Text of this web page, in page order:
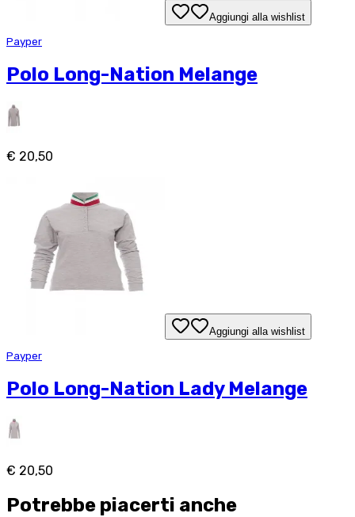
Aggiungi alla wishlist
Payper
Polo Long-Nation Melange
€ 20,50
Aggiungi alla wishlist
Payper
Polo Long-Nation Lady Melange
€ 20,50
Potrebbe piacerti anche